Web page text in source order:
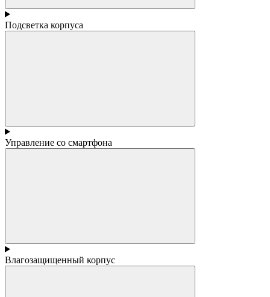
Подсветка корпуса
Управление со смартфона
Влагозащищенный корпус